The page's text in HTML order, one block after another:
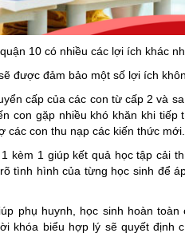
10 có nhiều các lợi ích khác
được đảm bảo một số lợi ích
cấp của các con từ cấp 2 và
con gặp nhiều khó khăn khi tiếp
các con thu nạp các kiến thức mới.
kèm 1 giúp kết quả học tập cải
tình hình của từng học sinh để
phụ huynh, học sinh hoàn toàn
khóa biểu hợp lý sẽ quyết định